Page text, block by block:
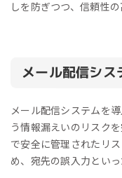
しを防ぎつつ、信頼性
メール配信シス
メール配信システムを
う情報漏えいのリスク
で安全に管理されたリ
め、宛先の誤入力とい